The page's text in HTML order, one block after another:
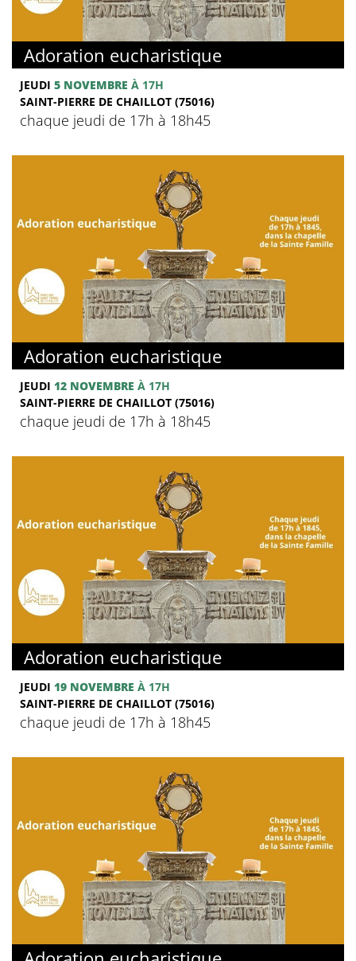
Adoration eucharistique
JEUDI 5 NOVEMBRE À 17H
SAINT-PIERRE DE CHAILLOT (75016)
chaque jeudi de 17h à 18h45
Adoration eucharistique
JEUDI 12 NOVEMBRE À 17H
SAINT-PIERRE DE CHAILLOT (75016)
chaque jeudi de 17h à 18h45
Adoration eucharistique
JEUDI 19 NOVEMBRE À 17H
SAINT-PIERRE DE CHAILLOT (75016)
chaque jeudi de 17h à 18h45